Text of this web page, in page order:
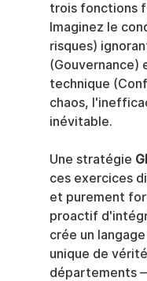
trois fonctions
Imaginez le
risques)
(Gouvernance)
technique
chaos,
inévitable.
Une stratégie
ces exercices
et purement
proactif
crée un
unique de
départements